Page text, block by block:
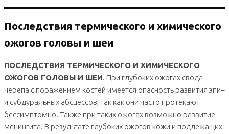
Последствия термического и химического
ожогов головы и шеи
ПОСЛЕДСТВИЯ ТЕРМИЧЕСКОГО И ХИМИЧЕСКОГО
ОЖОГОВ ГОЛОВЫ И ШЕИ. При глубоких ожогах свода
черепа с поражением костей имеется опасность развития эпи–
и субдуральных абсцессов, так как они часто протекают
бессимптомно. Также при таких ожогах возможно развитие
менингита. В результате глубоких ожогов кожи и подлежащих